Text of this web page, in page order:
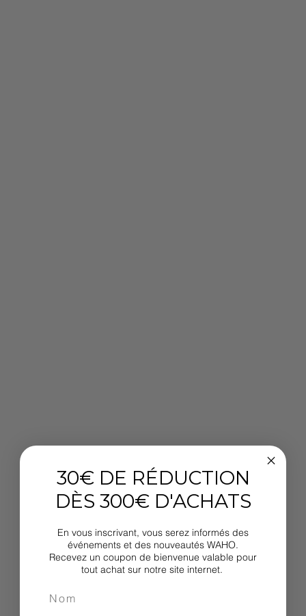
30€ DE RÉDUCTION
DÈS 300€ D'ACHATS
En vous inscrivant, vous serez informés des
événements et des nouveautés WAHO.
Recevez un coupon de bienvenue valable pour
tout achat sur notre site internet.